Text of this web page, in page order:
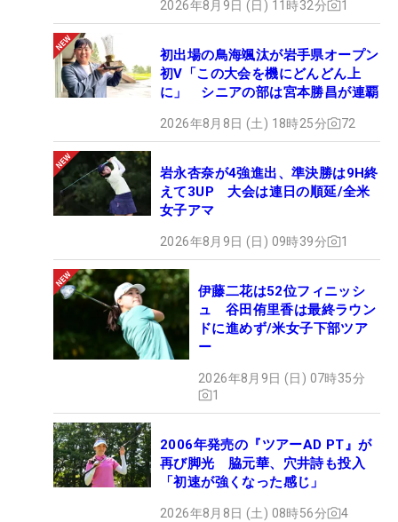
2026年8月9日 (日) 11時32分 1
初出場の鳥海颯汰が岩手県オープン
初V「この大会を機にどんどん上
に」 シニアの部は宮本勝昌が連覇
2026年8月8日 (土) 18時25分 72
岩永杏奈が4強進出、準決勝は9H終
えて3UP 大会は連日の順延/全米
女子アマ
2026年8月9日 (日) 09時39分 1
伊藤二花は52位フィニッシ
ュ 谷田侑里香は最終ラウン
ドに進めず/米女子下部ツア
ー
2026年8月9日 (日) 07時35分
1
2006年発売の『ツアーAD PT』が
再び脚光 脇元華、穴井詩も投入
「初速が強くなった感じ」
2026年8月8日 (土) 08時56分 4